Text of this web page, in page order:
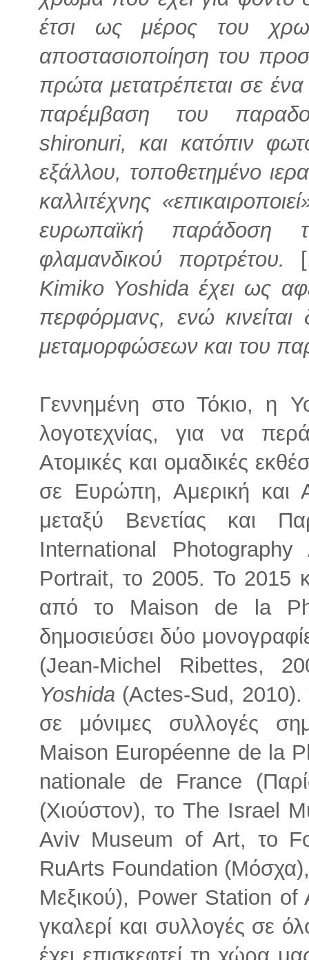
έτσι ως μέρος του
αποστασιοποίηση του
πρώτα μετατρέπεται σε
παρέμβαση του
shironuri, και κατόπιν
εξάλλου, τοποθετημένο
καλλιτέχνης
ευρωπαϊκή παράδοση
φλαμανδικού πορτρέτου.
Kimiko Yoshida έχει ως
περφόρμανς, ενώ κινείται
μεταμορφώσεων και του
Γεννημένη στο Τόκιο, η
λογοτεχνίας, για να
Ατομικές και ομαδικές
σε Ευρώπη, Αμερική και
μεταξύ Βενετίας και
International
Portrait, το 2005. To 2015
από το Maison de la
δημοσιεύσει δύο
(Jean-Michel Ribettes,
Yoshida (Actes-Sud, 2010).
σε μόνιμες συλλογές
Maison Européenne de la
nationale de France
(Χιούστον), το The Israel
Aviv Museum of Art, το
RuArts Foundation
Μεξικού), Power Station of
γκαλερί και συλλογές σε
έχει επισκεφτεί τη χώρα